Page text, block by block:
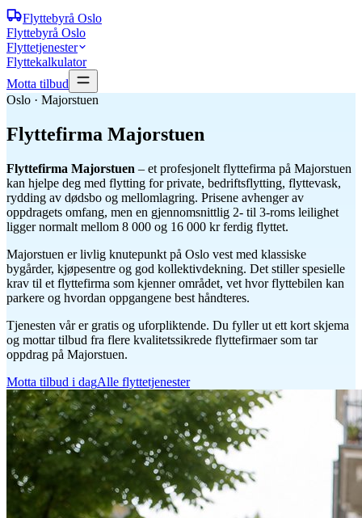
Flyttebyrå Oslo
Flyttebyrå Oslo
Flyttetjenester
Flyttekalkulator
Motta tilbud
Oslo · Majorstuen
Flyttefirma Majorstuen
Flyttefirma Majorstuen – et profesjonelt flyttefirma på Majorstuen
kan hjelpe deg med flytting for private, bedriftsflytting, flyttevask,
rydding av dødsbo og mellomlagring. Prisene avhenger av
oppdragets omfang, men en gjennomsnittlig 2- til 3-roms leilighet
ligger normalt mellom 8 000 og 16 000 kr ferdig flyttet.
Majorstuen er livlig knutepunkt på Oslo vest med klassiske
bygårder, kjøpesentre og god kollektivdekning. Det stiller spesielle
krav til et flyttefirma som kjenner området, vet hvor flyttebilen kan
parkere og hvordan oppgangene best håndteres.
Tjenesten vår er gratis og uforpliktende. Du fyller ut ett kort skjema
og mottar tilbud fra flere kvalitetssikrede flyttefirmaer som tar
oppdrag på Majorstuen.
Motta tilbud i dagAlle flyttetjenester